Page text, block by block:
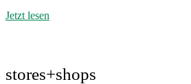
Jetzt lesen
stores+shops